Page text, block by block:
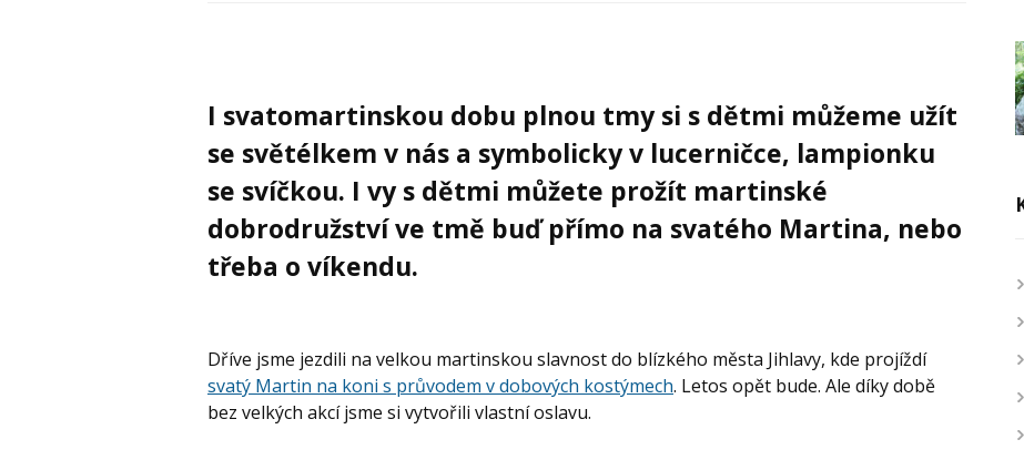
I svatomartinskou dobu plnou tmy si s dětmi můžeme užít
se světélkem v nás a symbolicky v lucerničce, lampionku
se svíčkou. I vy s dětmi můžete prožít martinské
dobrodružství ve tmě buď přímo na svatého Martina, nebo
třeba o víkendu.
Dříve jsme jezdili na velkou martinskou slavnost do blízkého města Jihlavy, kde projíždí
svatý Martin na koni s průvodem v dobových kostýmech. Letos opět bude. Ale díky době
bez velkých akcí jsme si vytvořili vlastní oslavu.